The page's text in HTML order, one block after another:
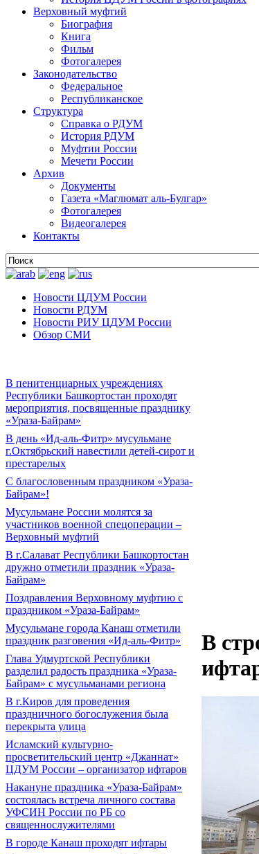
Верховный муфтий
Биография
Книга
Фильм
Фотогалерея
Законодательство
Федеральное
Республиканское
Структура
Справка о РДУМ
История РДУМ
Муфтии России
Мечети России
Архив
Документы
Газета «Маглюмат аль-Булгар»
Фотогалерея
Видеогалерея
Контакты
Новости ЦДУМ России
Новости РДУМ
Новости РИУ ЦДУМ России
Обзор СМИ
В пенитенциарных учреждениях
Республики Башкортостан проходят
мероприятия, посвященные празднику
«Ураза-Байрам»
В день «Ид-аль-Фитр» мусульмане
г.Октябрьский навестили детей-сирот и
престарелых
С благословенным праздником «Ураза-
Байрам»!
Мусульмане России молятся за
участников военной спецоперации –
Верховный муфтий
В г.Салават Республики Башкортостан
дружно отметили праздник «Ураза-
Байрам»
Поздравления Верховному муфтию с
праздником «Ураза-Байрам»
Мусульмане города Канаш отметили
праздник разговения «Ид-аль-Фитр»
Глава Удмуртской Республики
разделил радость праздника «Ураза-
Байрам» с мусульманами региона
В г.Киров для проведения
праздничного богослужения была
перекрыта улица
Исламский культурно-
просветительский центр «Джаннат»
ЦДУМ России – организатор ифтаров
Накануне праздника «Ураза-Байрам»
состоялась встреча личного состава
УФСИН России по РБ со
священнослужителями
В городе Канаш проходят ифтары
В